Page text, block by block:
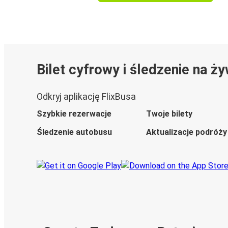
Bilet cyfrowy i śledzenie na
Odkryj aplikację FlixBusa
Szybkie rezerwacje
Twoje bilety
Śledzenie autobusu
Aktualizacje podróży